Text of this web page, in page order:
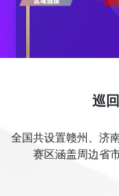
巡
全国共设置赣州、济
赛区涵盖周边省